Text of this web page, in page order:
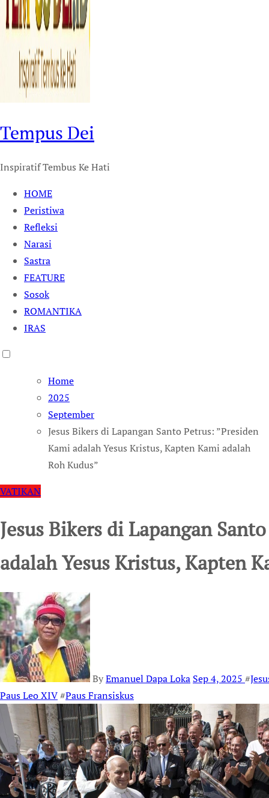
Tempus Dei
Inspiratif Tembus Ke Hati
HOME
Peristiwa
Refleksi
Narasi
Sastra
FEATURE
Sosok
ROMANTIKA
IRAS
Home
2025
September
Jesus Bikers di Lapangan Santo Petrus: ”Presiden
Kami adalah Yesus Kristus, Kapten Kami adalah
Roh Kudus”
VATIKAN
Jesus Bikers di Lapangan
adalah Yesus Kristus, Kapten
ByEmanuel Dapa Loka Sep 4, 2025 #
Paus Leo XIV#Paus Fransiskus